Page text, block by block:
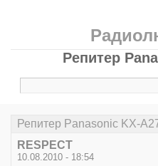
Репитер
Репитер Panasonic KX-
RESPECT
10.08.2010 - 18:54